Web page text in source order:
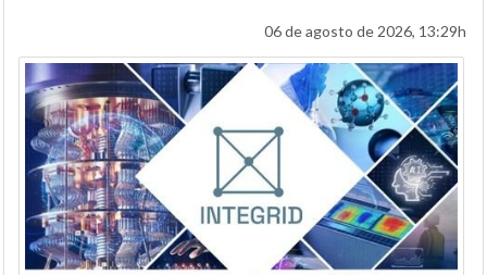
06 de agosto de 2026, 13:29h